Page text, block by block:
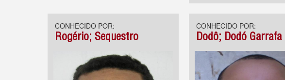
CONHECIDO POR:
Rogério; Sequestro
CONHECIDO POR:
Dodô; Dodó Garrafa